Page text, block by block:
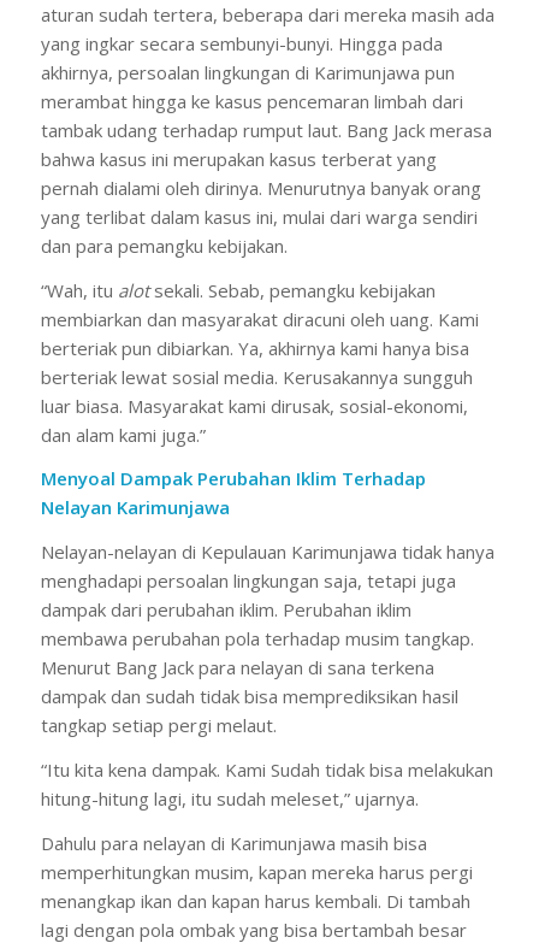
aturan sudah tertera, beberapa dari mereka masih ada
yang ingkar secara sembunyi-bunyi. Hingga pada
akhirnya, persoalan lingkungan di Karimunjawa pun
merambat hingga ke kasus pencemaran limbah dari
tambak udang terhadap rumput laut. Bang Jack merasa
bahwa kasus ini merupakan kasus terberat yang
pernah dialami oleh dirinya. Menurutnya banyak orang
yang terlibat dalam kasus ini, mulai dari warga sendiri
dan para pemangku kebijakan.
“Wah, itu alotsekali. Sebab, pemangku kebijakan
membiarkan dan masyarakat diracuni oleh uang. Kami
berteriak pun dibiarkan. Ya, akhirnya kami hanya bisa
berteriak lewat sosial media. Kerusakannya sungguh
luar biasa. Masyarakat kami dirusak, sosial-ekonomi,
dan alam kami juga.”
Menyoal Dampak Perubahan Iklim Terhadap
Nelayan Karimunjawa
Nelayan-nelayan di Kepulauan Karimunjawa tidak hanya
menghadapi persoalan lingkungan saja, tetapi juga
dampak dari perubahan iklim. Perubahan iklim
membawa perubahan pola terhadap musim tangkap.
Menurut Bang Jack para nelayan di sana terkena
dampak dan sudah tidak bisa memprediksikan hasil
tangkap setiap pergi melaut.
“Itu kita kena dampak. Kami Sudah tidak bisa melakukan
hitung-hitung lagi, itu sudah meleset,” ujarnya.
Dahulu para nelayan di Karimunjawa masih bisa
memperhitungkan musim, kapan mereka harus pergi
menangkap ikan dan kapan harus kembali. Di tambah
lagi dengan pola ombak yang bisa bertambah besar